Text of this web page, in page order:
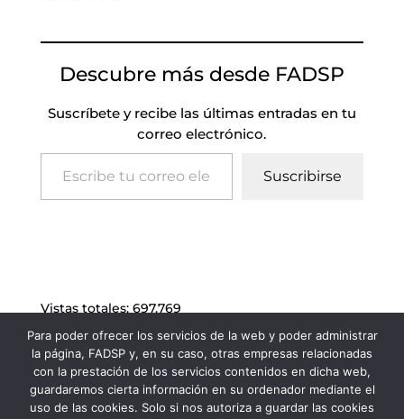
Descubre más desde FADSP
Suscríbete y recibe las últimas entradas en tu
correo electrónico.
Escribe tu correo electrónico…
Suscribirse
Vistas totales: 697.769
Para poder ofrecer los servicios de la web y poder administrar
la página, FADSP y, en su caso, otras empresas relacionadas
con la prestación de los servicios contenidos en dicha web,
guardaremos cierta información en su ordenador mediante el
uso de las cookies. Solo si nos autoriza a guardar las cookies